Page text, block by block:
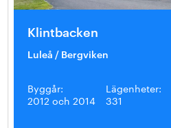
Klintbacken
Luleå / Bergviken
Byggår:
2012 och 2014
Lägenheter:
331